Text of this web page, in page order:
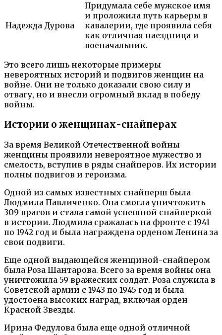
Надежда Дурова
Придумала себе мужское имя
и проложила путь карьеры в
кавалерии, где проявила себя
как отличная наездница и
военачальник.
Это всего лишь некоторые примеры
невероятных историй и подвигов женщин на
войне. Они не только доказали свою силу и
отвагу, но и внесли огромный вклад в победу
войны.
Истории о женщинах-снайперах
За время Великой Отечественной войны
женщины проявили невероятное мужество и
смелость, вступив в ряды снайперов. Их истории
полны подвигов и героизма.
Одной из самых известных снайперш была
Людмила Павличенко. Она смогла уничтожить
309 врагов и стала самой успешной снайперкой
в истории. Людмила сражалась на фронте с 1941
по 1942 год и была награждена орденом Ленина за
свои подвиги.
Еще одной выдающейся женщиной-снайпером
была Роза Шантарова. Всего за время войны она
уничтожила 59 вражеских солдат. Роза служила в
Советской армии с 1943 по 1945 год и была
удостоена высоких наград, включая орден
Красной Звезды.
Ирина Федулова была еще одной отличной